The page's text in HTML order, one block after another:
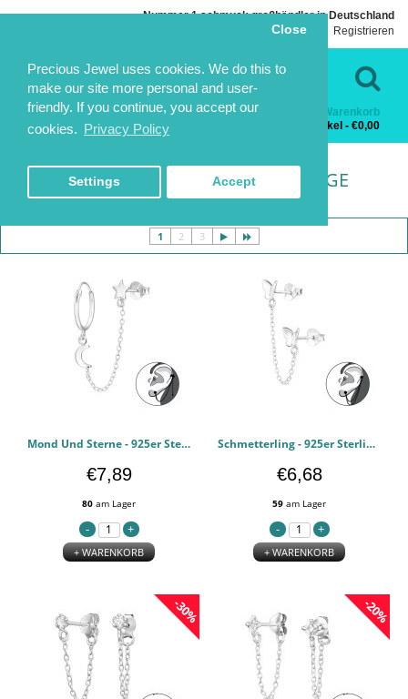
Precious Jewel uses cookies. We do this to
make our site more personal and user-
friendly. If you continue, you accept our
cookies. Privacy Policy
Close
Settings Accept
Nummer 1 schmuck großhändler in Deutschland
Einloggen
Registrieren
Kategorien
Warenkorb
0 Artikel - €0,00
HOME SILBER OHRSTECKER
EAR JACKEN & DOPPEL OHRRINGE
EAR JACKEN & DOPPEL OHRRINGE
1 2 3
Mond Und Sterne - 925er Sterling Silber Ear Jackets & Connector Earrings (PCS) PCJW49921
€7,89
80 am Lager
+ WARENKORB
Schmetterling - 925er Sterling Silber Ear Jackets & Connector Earrings (PCS) PCJW49920
€6,68
59 am Lager
+ WARENKORB
-30% -20%